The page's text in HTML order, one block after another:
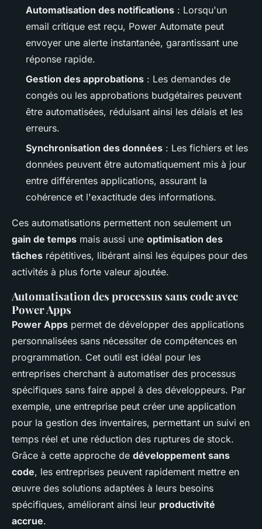
Automatisation des notifications : Lorsqu'un
email critique est reçu, Power Automate peut
envoyer une alerte instantanée, garantissant une
réponse rapide.
Gestion des approbations : Les demandes de
congés ou les approbations budgétaires peuvent
être automatisées, réduisant ainsi les délais et les
erreurs.
Synchronisation des données : Les fichiers et les
données peuvent être automatiquement mis à jour
entre différentes applications, assurant la
cohérence et l'exactitude des informations.
Ces automatisations permettent non seulement un
gain de temps mais aussi une optimisation des
tâches répétitives, libérant ainsi les équipes pour des
activités à plus forte valeur ajoutée.
Automatisation des processus sans code avec
Power Apps
Power Apps permet de développer des applications
personnalisées sans nécessiter de compétences en
programmation. Cet outil est idéal pour les
entreprises cherchant à automatiser des processus
spécifiques sans faire appel à des développeurs. Par
exemple, une entreprise peut créer une application
pour la gestion des inventaires, permettant un suivi en
temps réel et une réduction des ruptures de stock.
Grâce à cette approche de développement sans
code, les entreprises peuvent rapidement mettre en
œuvre des solutions adaptées à leurs besoins
spécifiques, améliorant ainsi leur productivité
accrue.